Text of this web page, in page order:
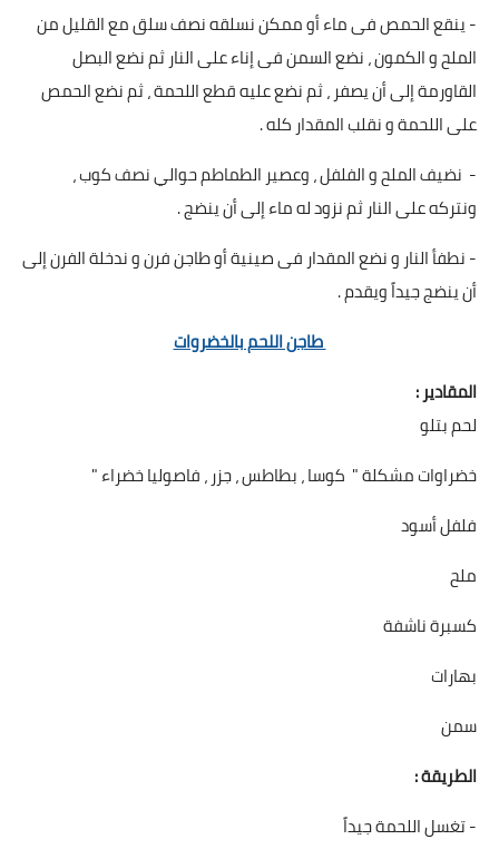
- ينقع الحمص فى ماء أو ممكن نسلقه نصف سلق مع القليل من
الملح و الكمون ، نضع السمن فى إناء على النار ثم نضع البصل
القاورمة إلى أن يصفر ، ثم نضع عليه قطع اللحمة ، ثم نضع الحمص
على اللحمة و نقلب المقدار كله .
- نضيف الملح و الفلفل ، وعصير الطماطم حوالي نصف كوب ،
ونتركه على النار ثم نزود له ماء إلى أن ينضج .
- نطفأ النار و نضع المقدار فى صينية أو طاجن فرن و ندخلة الفرن إلى
أن ينضج جيداً ويقدم .
طاجن اللحم بالخضروات
المقادير :
لحم بتلو
خضراوات مشكلة " كوسا ، بطاطس ، جزر ، فاصوليا خضراء "
فلفل أسود
ملح
كسبرة ناشفة
بهارات
سمن
الطريقة :
- تغسل اللحمة جيداً